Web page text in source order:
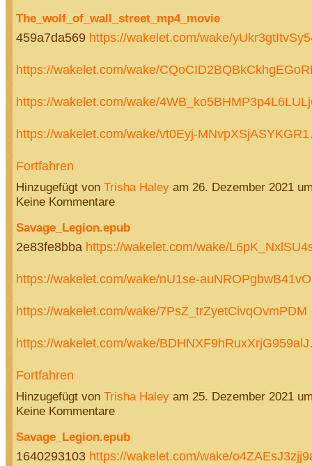
The_wolf_of_wall_street_mp4_movie
459a7da569 https://wakelet.com/wake/
https://wakelet.com/wake/
https://wakelet.com/wake/
https://wakelet.com/wake/vt0Eyj-
Fortfahren
Hinzugefügt von Trisha Haleyam 26. Dezember 2021
Keine Kommentare
Savage_Legion.epub
2e83fe8bba https://wakelet.com/wake/
https://wakelet.com/wake/nU1se-
https://wakelet.com/wake/7PsZ_trZyetCivqOvmPDM
https://wakelet.com/wake/
Fortfahren
Hinzugefügt von Trisha Haleyam 25. Dezember 2021
Keine Kommentare
Savage_Legion.epub
1640293103 https://wakelet.com/wake/